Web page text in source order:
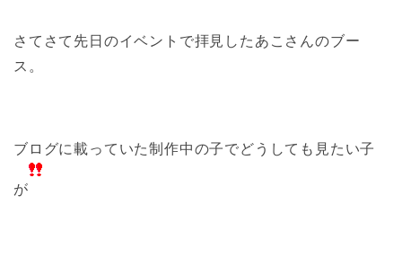
さてさて先日のイベントで拝見したあこさんのブー
ス。
ブログに載っていた制作中の子でどうしても見たい子
が